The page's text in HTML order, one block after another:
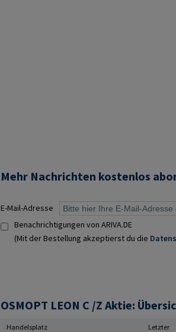
Mehr Nachrichten kostenlos
E-Mail-Adresse
Benachrichtigungen von ARIVA.DE
(Mit der Bestellung akzeptierst du die
OSMOPT LEON C /Z Aktie:
Handelsplatz Letzter